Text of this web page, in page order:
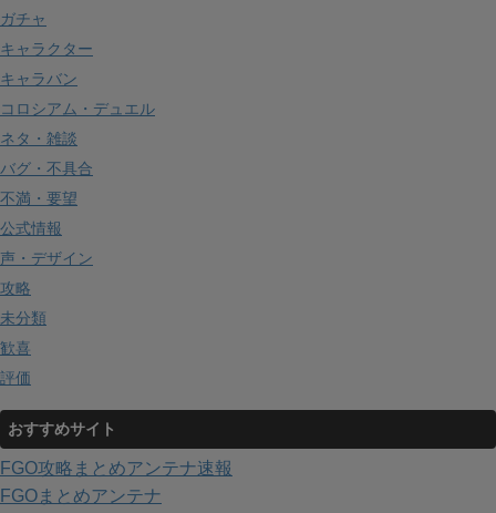
ガチャ
キャラクター
キャラバン
コロシアム・デュエル
ネタ・雑談
バグ・不具合
不満・要望
公式情報
声・デザイン
攻略
未分類
歓喜
評価
おすすめサイト
FGO攻略まとめアンテナ速報
FGOまとめアンテナ